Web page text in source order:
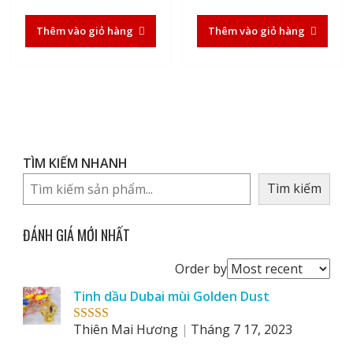
là:
570.000₫.
tại
là:
Thêm vào giỏ hàng
là:
595.000₫.
tại
là:
Thêm vào giỏ hàng
TÌM KIẾM NHANH
Tìm kiếm
ĐÁNH GIÁ MỚI NHẤT
Order byOrder
by
Rated5 out
Tinh dầu Dubai mùi Golden Dust
Thiên Mai Hương
Tháng 7 17, 2023